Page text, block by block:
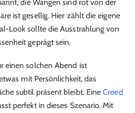
die Wangen sind rot von der
ist gesellig. Hier zählt die eigene
Look sollte die Ausstrahlung von
geprägt sein.
einen solchen Abend ist
mit Persönlichkeit, das
subtil präsent bleibt. Eine Creed
perfekt in dieses Szenario. Mit